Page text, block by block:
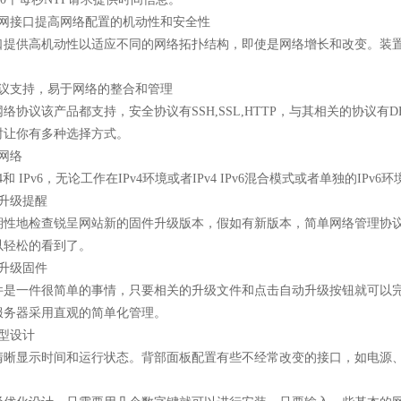
接口提高网络配置的机动性和安全性
提供高机动性以适应不同的网络拓扑结构，即使是网络增长和改变。
支持，易于网络的整合和管理
络协议该产品都支持，安全协议有SSH,SSL,HTTP ，与其相关的协议有
你有多种选择方式。
络
和 IPv6 ，无论工作在IPv4环境或者IPv4 IPv6混合模式或者单独的IPv6环
级提醒
性地检查锐呈网站新的固件升级版本，假如有新版本，简单网络管理协
松的看到了。
级固件
是一件很简单的事情，只要相关的升级文件和点击自动升级按钮就可以
器采用直观的简单化管理。
设计
晰显示时间和运行状态。背部面板配置有些不经常改变的接口，如电源